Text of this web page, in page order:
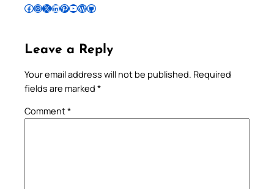
Follow Pradeep on Facebook Follow Pradeep on InstagramFollow Pradeep on X Follow Pradeep on LinkedIn Follow Pradeep on Pinterest Subscribe to Pradeep’s Youtube Channel Follow Pradeep on WordPress Follow Pradeep on GitHub
Leave a Reply
Your email address will not be published. Required
fields are marked *
Comment*